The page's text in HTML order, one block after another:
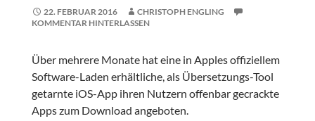
22. FEBRUAR 2016
CHRISTOPH ENGLING
KOMMENTAR HINTERLASSEN
Über mehrere Monate hat eine in Apples offiziellem
Software-Laden erhältliche, als Übersetzungs-Tool
getarnte iOS-App ihren Nutzern offenbar gecrackte
Apps zum Download angeboten.